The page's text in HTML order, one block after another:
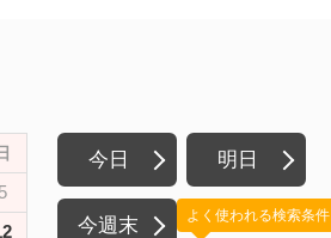
今日 明日
今週末 よく使われる検索条件